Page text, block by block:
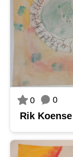
0 0
Rik Koense